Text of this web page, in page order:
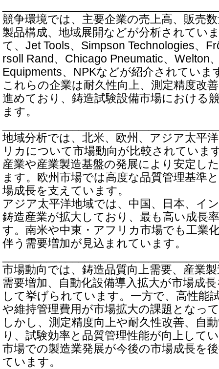
競争環境では、主要企業の売上高、販売
製品構成、地域展開などが分析されてい
て、Jet Tools、Simpson Technologies、
rsoll Rand、Chicago Pneumatic、Welton
Equipments、NPKなどが紹介されていま
これらの企業は耐久性向上、測定精度改
進めており、鋳造試験設備市場における
ます。
地域分析では、北米、欧州、アジア太平
リカについて市場動向が比較されていま
産業や産業製造基盤の発展により安定し
ます。欧州市場では高度な品質管理基準
場成長を支えています。
アジア太平洋地域では、中国、日本、イ
鋳造産業が拡大しており、最も高い成長
す。南米や中東・アフリカ市場でも工業
伴う需要増加が見込まれています。
市場動向では、鋳造品質向上需要、産業
需要増加、自動化設備導入拡大が市場成
して挙げられています。一方で、高性能
や維持管理費用が市場拡大の課題となっ
しかし、測定精度向上や耐久性改善、自
り、試験効率と品質管理性能が向上して
市場での製造業発展が今後の市場成長を
ています。